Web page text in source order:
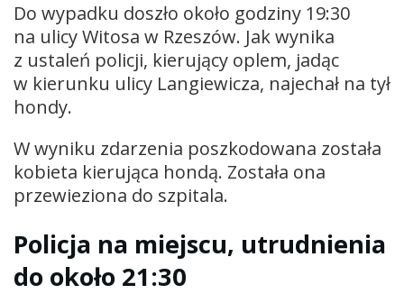
Do wypadku doszło około godziny 19:30
na ulicy Witosa w Rzeszów. Jak wynika
z ustaleń policji, kierujący oplem, jadąc
w kierunku ulicy Langiewicza, najechał na tył
hondy.
W wyniku zdarzenia poszkodowana została
kobieta kierująca hondą. Została ona
przewieziona do szpitala.
Policja na miejscu, utrudnienia
do około 21:30